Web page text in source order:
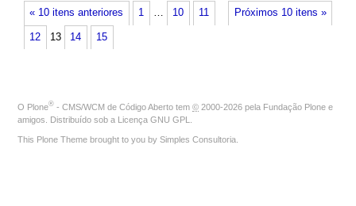
« 10 itens anteriores Próximos 10 itens »
1 … 10 11
12 13 14 15
O Plone® - CMS/WCM de Código Aberto tem © 2000-2026 pela Fundação Plone e
amigos. Distribuído sob a Licença GNU GPL
This Plone Theme brought to you by Simples Consultoria